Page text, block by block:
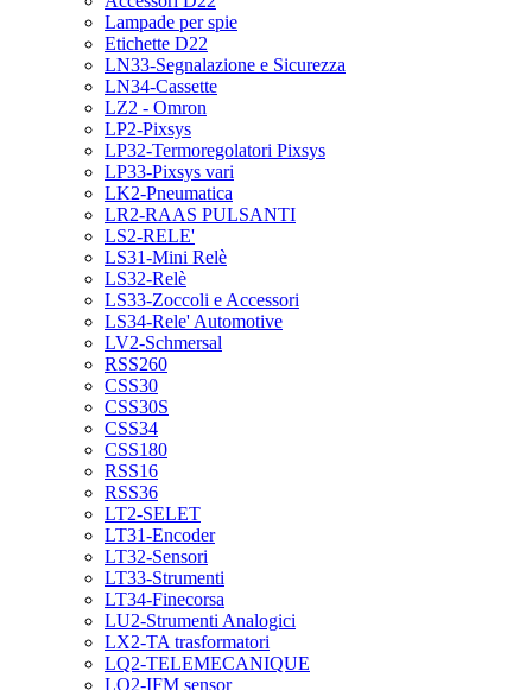
Lampade per spie
Etichette D22
LN33-Segnalazione e Sicurezza
LN34-Cassette
LZ2 - Omron
LP2-Pixsys
LP32-Termoregolatori Pixsys
LP33-Pixsys vari
LK2-Pneumatica
LR2-RAAS PULSANTI
LS2-RELE'
LS31-Mini Relè
LS32-Relè
LS33-Zoccoli e Accessori
LS34-Rele' Automotive
LV2-Schmersal
RSS260
CSS30
CSS30S
CSS34
CSS180
RSS16
RSS36
LT2-SELET
LT31-Encoder
LT32-Sensori
LT33-Strumenti
LT34-Finecorsa
LU2-Strumenti Analogici
LX2-TA trasformatori
LQ2-TELEMECANIQUE
LO2-IFM sensor